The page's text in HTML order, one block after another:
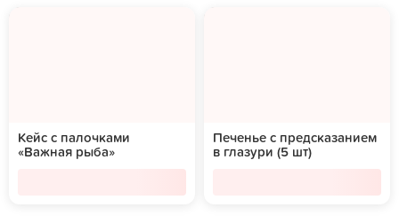
Кейс с палочками
«Важная рыба»
Печенье с предсказанием
в глазури (5 шт)